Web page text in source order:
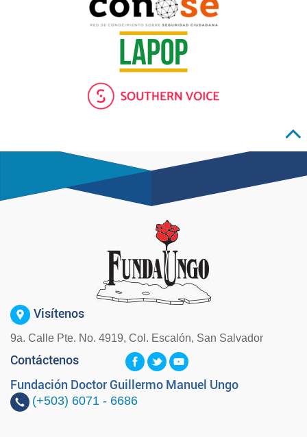
Visítenos
9a. Calle Pte. No. 4919, Col. Escalón, San Salvador
Contáctenos
Fundación Doctor Guillermo Manuel Ungo
(+503) 6071 - 6686